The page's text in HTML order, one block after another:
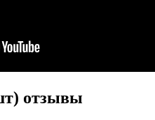
отзывы